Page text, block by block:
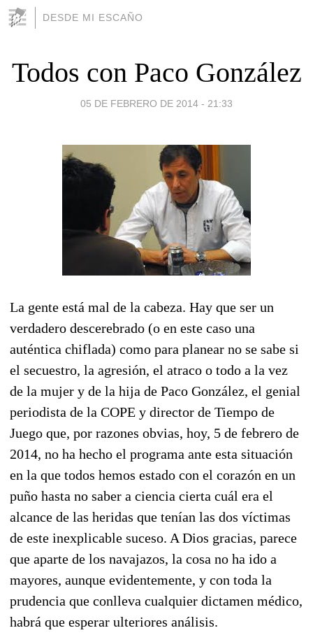
DESDE MI ESCAÑO
Todos con Paco González
05 DE FEBRERO DE 2014 - 21:33
La gente está mal de la cabeza. Hay que ser un
verdadero descerebrado (o en este caso una
auténtica chiflada) como para planear no se sabe si
el secuestro, la agresión, el atraco o todo a la vez
de la mujer y de la hija de Paco González, el genial
periodista de la COPE y director de Tiempo de
Juego que, por razones obvias, hoy, 5 de febrero de
2014, no ha hecho el programa ante esta situación
en la que todos hemos estado con el corazón en un
puño hasta no saber a ciencia cierta cuál era el
alcance de las heridas que tenían las dos víctimas
de este inexplicable suceso. A Dios gracias, parece
que aparte de los navajazos, la cosa no ha ido a
mayores, aunque evidentemente, y con toda la
prudencia que conlleva cualquier dictamen médico,
habrá que esperar ulteriores análisis.